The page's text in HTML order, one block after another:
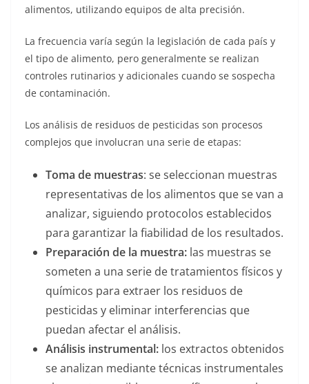
alimentos, utilizando equipos de alta precisión.
La frecuencia varía según la legislación de cada país y
el tipo de alimento, pero generalmente se realizan
controles rutinarios y adicionales cuando se sospecha
de contaminación.
Los análisis de residuos de pesticidas son procesos
complejos que involucran una serie de etapas:
Toma de muestras: se seleccionan muestras
representativas de los alimentos que se van a
analizar, siguiendo protocolos establecidos
para garantizar la fiabilidad de los resultados.
Preparación de la muestra: las muestras se
someten a una serie de tratamientos físicos y
químicos para extraer los residuos de
pesticidas y eliminar interferencias que
puedan afectar el análisis.
Análisis instrumental: los extractos obtenidos
se analizan mediante técnicas instrumentales